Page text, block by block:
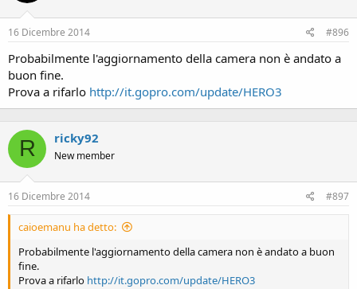
16 Dicembre 2014 #896
Probabilmente l'aggiornamento della camera non è andato a
buon fine.
Prova a rifarlo http://it.gopro.com/update/HERO3
R ricky92
New member
16 Dicembre 2014 #897
caioemanu ha detto:
Probabilmente l'aggiornamento della camera non è andato a buon
fine.
Prova a rifarlo http://it.gopro.com/update/HERO3